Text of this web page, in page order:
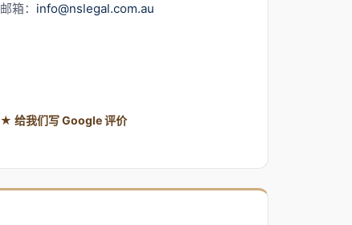
邮箱： info@nslegal.com.au
★ 给我们写 Google 评价